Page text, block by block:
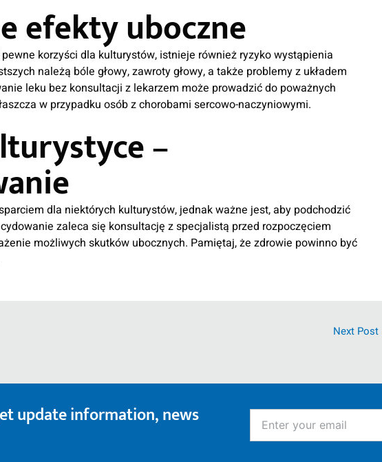
efekty uboczne
korzyści dla kulturystów, istnieje również ryzyko wystąpienia
należą bóle głowy, zawroty głowy, a także problemy z układem
leku bez konsultacji z lekarzem może prowadzić do poważnych
w przypadku osób z chorobami sercowo-naczyniowymi.
–
dla niektórych kulturystów, jednak ważne jest, aby podchodzić
zaleca się konsultację z specjalistą przed rozpoczęciem
możliwych skutków ubocznych. Pamiętaj, że zdrowie powinno być
Next Post
update information, news
Enter
your